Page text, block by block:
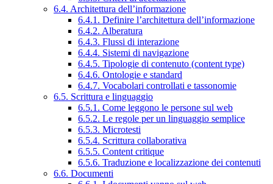
6.4. Architettura dell’informazione
6.4.1. Definire l’architettura dell’informazione
6.4.2. Alberatura
6.4.3. Flussi di interazione
6.4.4. Sistemi di navigazione
6.4.5. Tipologie di contenuto (content type)
6.4.6. Ontologie e standard
6.4.7. Vocabolari controllati e tassonomie
6.5. Scrittura e linguaggio
6.5.1. Come leggono le persone sul web
6.5.2. Le regole per un linguaggio semplice
6.5.3. Microtesti
6.5.4. Scrittura collaborativa
6.5.5. Content critique
6.5.6. Traduzione e localizzazione dei contenuti
6.6. Documenti